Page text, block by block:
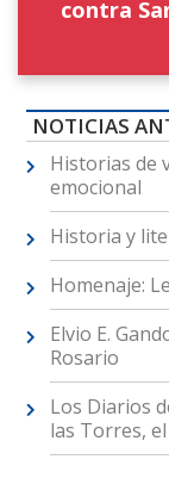
contra
NOTICIAS
Historias de
emocional
Historia y
Homenaje:
Elvio E.
Rosario
Los Diarios
las Torres,